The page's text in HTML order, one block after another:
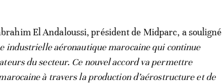
El Andaloussi, président de Midparc, a souligné
industrielle aéronautique marocaine qui continue
du secteur. Ce nouvel accord va permettre
à travers la production d’aérostructure et de